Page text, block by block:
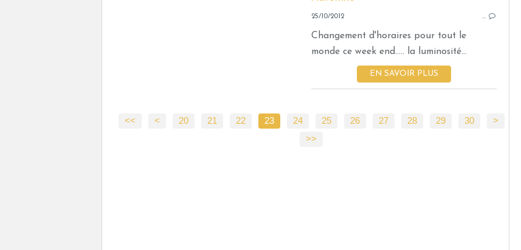
25/10/2012 …
Changement d'horaires pour tout le
monde ce week end..... la luminosité...
EN SAVOIR PLUS
<< < 10
20 21 22 23 24 25 26 27 28 29 30 40
>
>>